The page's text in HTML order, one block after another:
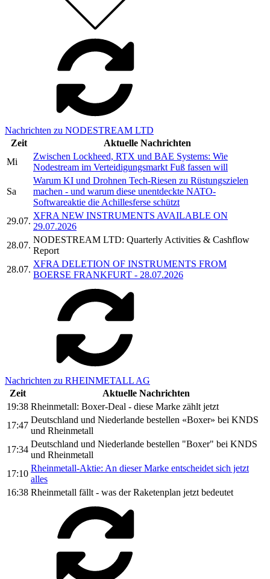
Nachrichten zu NODESTREAM LTD
Zeit
Aktuelle Nachrichten
Mi
Zwischen Lockheed, RTX und BAE Systems: Wie
Nodestream im Verteidigungsmarkt Fuß fassen will
Sa
Warum KI und Drohnen Tech-Riesen zu Rüstungszielen
machen - und warum diese unentdeckte NATO-
Softwareaktie die Achillesferse schützt
29.07.
XFRA NEW INSTRUMENTS AVAILABLE ON
29.07.2026
28.07.
NODESTREAM LTD: Quarterly Activities & Cashflow
Report
28.07.
XFRA DELETION OF INSTRUMENTS FROM
BOERSE FRANKFURT - 28.07.2026
Nachrichten zu RHEINMETALL AG
Zeit
Aktuelle Nachrichten
19:38 Rheinmetall: Boxer-Deal - diese Marke zählt jetzt
17:47
Deutschland und Niederlande bestellen «Boxer» bei KNDS
und Rheinmetall
17:34
Deutschland und Niederlande bestellen "Boxer" bei KNDS
und Rheinmetall
17:10
Rheinmetall-Aktie: An dieser Marke entscheidet sich jetzt
alles
16:38 Rheinmetall fällt - was der Raketenplan jetzt bedeutet